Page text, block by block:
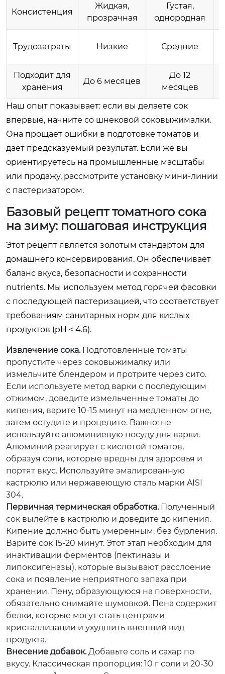
Консистенция
Жидкая,
прозрачная
Густая,
однородная
Трудозатраты Низкие Средние
Подходит для
хранения
До 6 месяцев
До 12
месяцев
Наш опыт показывает: если вы делаете сок
впервые, начните со шнековой соковыжималки.
Она прощает ошибки в подготовке томатов и
дает предсказуемый результат. Если же вы
ориентируетесь на промышленные масштабы
или продажу, рассмотрите установку мини-линии
с пастеризатором.
Базовый рецепт томатного сока
на зиму: пошаговая инструкция
Этот рецепт является золотым стандартом для
домашнего консервирования. Он обеспечивает
баланс вкуса, безопасности и сохранности
nutrients. Мы используем метод горячей фасовки
с последующей пастеризацией, что соответствует
требованиям санитарных норм для кислых
продуктов (pH < 4.6).
Извлечение сока.Подготовленные томаты
пропустите через соковыжималку или
измельчите блендером и протрите через сито.
Если используете метод варки с последующим
отжимом, доведите измельченные томаты до
кипения, варите 10-15 минут на медленном огне,
затем остудите и процедите. Важно: не
используйте алюминиевую посуду для варки.
Алюминий реагирует с кислотой томатов,
образуя соли, которые вредны для здоровья и
портят вкус. Используйте эмалированную
кастрюлю или нержавеющую сталь марки AISI
304.
Первичная термическая обработка.Полученный
сок вылейте в кастрюлю и доведите до кипения.
Кипение должно быть умеренным, без бурления.
Варите сок 15-20 минут. Этот этап необходим для
инактивации ферментов (пектиназы и
липоксигеназы), которые вызывают расслоение
сока и появление неприятного запаха при
хранении. Пену, образующуюся на поверхности,
обязательно снимайте шумовкой. Пена содержит
белки, которые могут стать центрами
кристаллизации и ухудшить внешний вид
продукта.
Внесение добавок.Добавьте соль и сахар по
вкусу. Классическая пропорция: 10 г соли и 20-30